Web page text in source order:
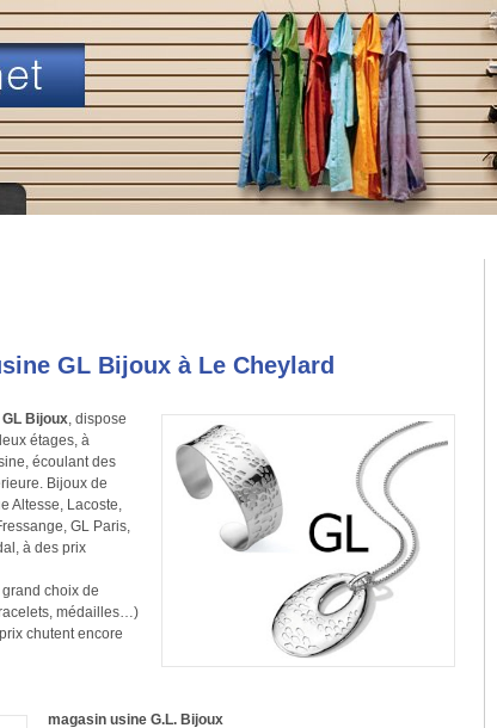
GL Bijoux à Le Cheylard
GL Bijoux , dispose
étages, à
écoulant des
Bijoux de
Altesse, Lacoste,
GL Paris,
à des prix
choix de
médailles…)
chutent encore
magasin usine G.L. Bijoux